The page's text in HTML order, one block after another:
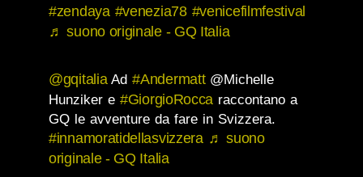
#zendaya #venezia78 #venicefilmfestival
♬ suono originale - GQ Italia
@gqitalia Ad#Andermatt@Michelle
Hunziker e #GiorgioRocca raccontano a
GQ le avventure da fare in Svizzera.
#innamoratidellasvizzera ♬ suono
originale - GQ Italia